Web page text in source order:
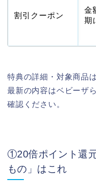
割引クーポン
金
期
特典の詳細・対象商品
最新の内容はベビーザ
確認ください。
①20倍ポイント還
もの」はこれ